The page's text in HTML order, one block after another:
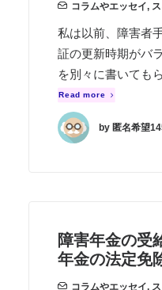
コラムやエッセイ,
私は以前、障害者
証の更新時期がバ
を別々に書いても
Read more
by 匿名希望
障害年金の受
年金の法定免
コラムやエッセイ,